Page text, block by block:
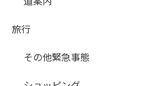
旅行
その他緊急事態